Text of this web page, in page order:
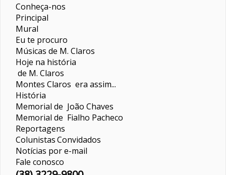
Conheça-nos
Principal
Mural
Eu te procuro
Músicas de M. Claros
Hoje na história
de M. Claros
Montes Claros era assim...
História
Memorial de João Chaves
Memorial de Fialho Pacheco
Reportagens
ColunistasConvidados
Notícias por e-mail
Fale conosco